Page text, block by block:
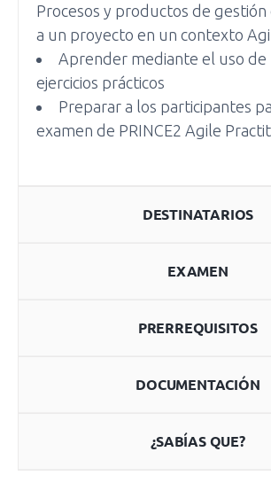
Procesos y productos de gestión
a un proyecto en un contexto
Aprender mediante el uso de
ejercicios prácticos
Preparar a los participantes
examen de PRINCE2 Agile
DESTINATARIOS
EXAMEN
PRERREQUISITOS
DOCUMENTACIÓN
¿SABÍAS QUE?